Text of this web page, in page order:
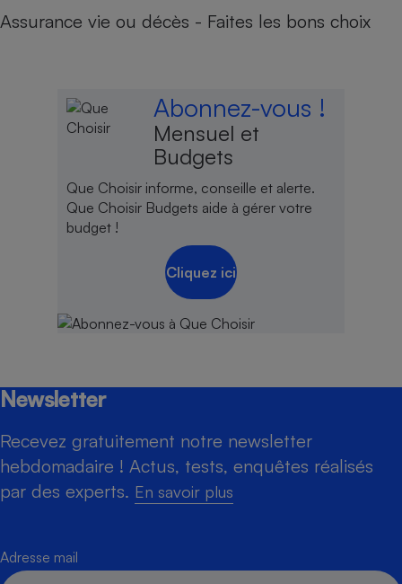
Assurance vie ou décès - Faites les bons choix
Abonnez-vous !
Mensuel et
Budgets
Que Choisir informe, conseille et alerte.
Que Choisir Budgets aide à gérer votre
budget !
Cliquez ici
Newsletter
Recevez gratuitement notre newsletter
hebdomadaire ! Actus, tests, enquêtes réalisés
par des experts. En savoir plus
Adresse mail